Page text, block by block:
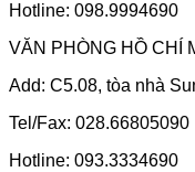
Hotline: 098.9994690
VĂN PHÒNG HỒ CHÍ
Add: C5.08, tòa nhà
Tel/Fax: 028.66805090
Hotline: 093.3334690